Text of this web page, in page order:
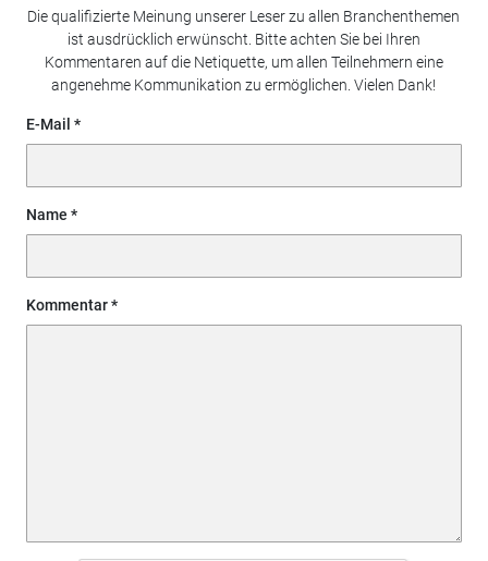
Die qualifizierte Meinung unserer Leser zu allen Branchenthemen
ist ausdrücklich erwünscht. Bitte achten Sie bei Ihren
Kommentaren auf die Netiquette, um allen Teilnehmern eine
angenehme Kommunikation zu ermöglichen. Vielen Dank!
E-Mail
Name
Kommentar